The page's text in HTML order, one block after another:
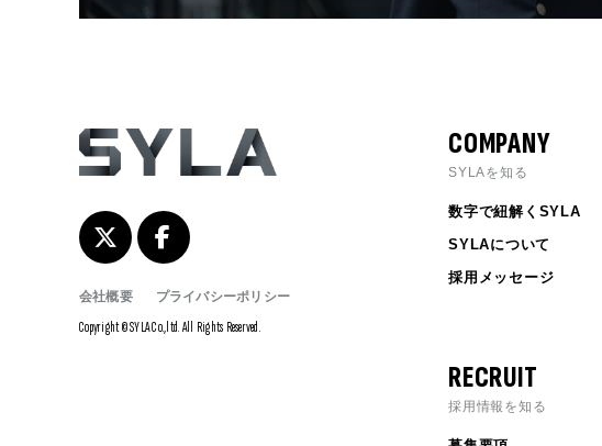
会社概要 プライバシーポリシー
Copyright © SYLA Co.,ltd. All Rights Reserved.
COMPANY
SYLAを知る
数字で紐解くSYLA
SYLAについて
採用メッセージ
RECRUIT
採用情報を知る